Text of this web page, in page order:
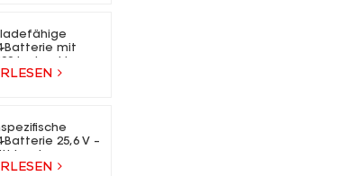
Batterie mit
Batterie 25,6 V –